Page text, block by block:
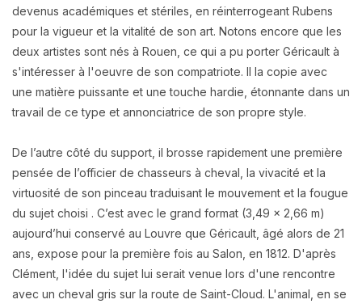
devenus académiques et stériles, en réinterrogeant Rubens
pour la vigueur et la vitalité de son art. Notons encore que les
deux artistes sont nés à Rouen, ce qui a pu porter Géricault à
s'intéresser à l'oeuvre de son compatriote. Il la copie avec
une matière puissante et une touche hardie, étonnante dans un
travail de ce type et annonciatrice de son propre style.
De l’autre côté du support, il brosse rapidement une première
pensée de l’officier de chasseurs à cheval, la vivacité et la
virtuosité de son pinceau traduisant le mouvement et la fougue
du sujet choisi . C’est avec le grand format (3,49 x 2,66 m)
aujourd’hui conservé au Louvre que Géricault, âgé alors de 21
ans, expose pour la première fois au Salon, en 1812. D'après
Clément, l'idée du sujet lui serait venue lors d'une rencontre
avec un cheval gris sur la route de Saint-Cloud. L'animal, en se